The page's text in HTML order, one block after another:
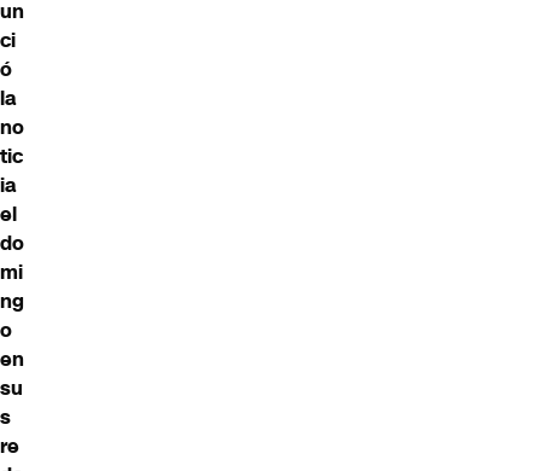
un
ci
ó
la
no
tic
ia
el
do
mi
ng
o
en
su
s
re